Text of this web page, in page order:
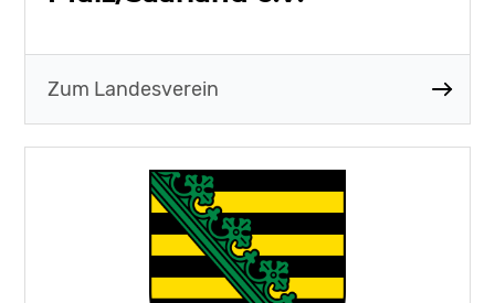
Zum Landesverein